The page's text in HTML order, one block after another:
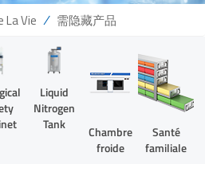
La Vie / 需隐藏产品
Liquid
Nitrogen
Tank
Chambre
froide
Santé
familiale